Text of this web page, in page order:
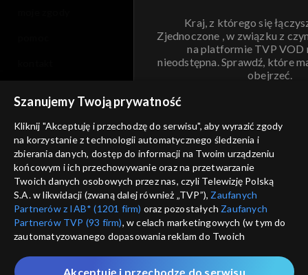
Kraj, z którego się
Zjednoczone , w związku z
na platformie TVP VOD
nieodstępna. Sprawdź, które
obejrzeć.
ANULUJ
informacje o dostawcy usług
Szanujemy Twoją prywatność
Kliknij "Akceptuję i przechodzę do serwisu", aby wyrazić zgody
na korzystanie z technologii automatycznego śledzenia i
zbierania danych, dostęp do informacji na Twoim urządzeniu
końcowym i ich przechowywanie oraz na przetwarzanie
Twoich danych osobowych przez nas, czyli Telewizję Polską
S.A. w likwidacji (zwaną dalej również „TVP”), Zaufanych
Partnerów z IAB* (1201 firm) oraz pozostałych Zaufanych
Partnerów TVP (93 firm), w celach marketingowych (w tym do
zautomatyzowanego dopasowania reklam do Twoich
które wskazujemy poniżej, a także zgody na udostępnianie
Akceptuję i przechodzę do serwisu